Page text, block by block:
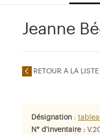
Jeanne
RETOUR A LA LISTE
Désignation :
N° d'inventaire :